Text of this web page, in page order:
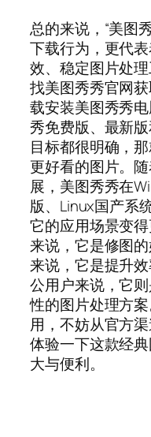
总的来说，“美图
下载行为，更代
效、稳定图片处
找美图秀秀官网
载安装美图秀秀
秀免费版、最新
目标都很明确，
更好看的图片。
展，美图秀秀在
版、Linux国产系
它的应用场景变
来说，它是修图
来说，它是提升
公用户来说，它
性的图片处理方
用，不妨从官方
体验一下这款经
大与便利。